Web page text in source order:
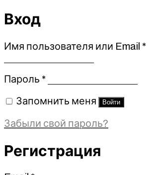
Вход
Имя пользователя или Email *
Пароль *Обязательно
Запомнить меня Войти
Забыли свой пароль?
Регистрация